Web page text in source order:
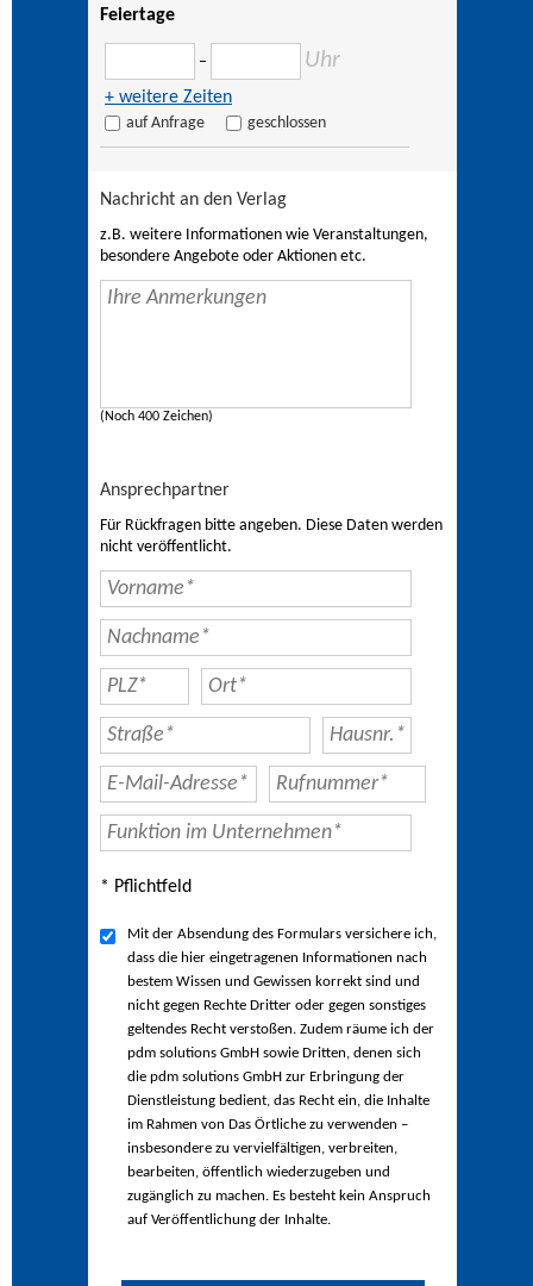
Feiertage
– Uhr
+ weitere Zeiten
auf Anfrage geschlossen
Nachricht an den Verlag
z.B. weitere Informationen wie Veranstaltungen,
besondere Angebote oder Aktionen etc.
(Noch 400 Zeichen)
Ansprechpartner
Für Rückfragen bitte angeben. Diese Daten werden
nicht veröffentlicht.
* Pflichtfeld
Mit der Absendung des Formulars versichere ich,
dass die hier eingetragenen Informationen nach
bestem Wissen und Gewissen korrekt sind und
nicht gegen Rechte Dritter oder gegen sonstiges
geltendes Recht verstoßen. Zudem räume ich der
pdm solutions GmbH sowie Dritten, denen sich
die pdm solutions GmbH zur Erbringung der
Dienstleistung bedient, das Recht ein, die Inhalte
im Rahmen von Das Örtliche zu verwenden –
insbesondere zu vervielfältigen, verbreiten,
bearbeiten, öffentlich wiederzugeben und
zugänglich zu machen. Es besteht kein Anspruch
auf Veröffentlichung der Inhalte.